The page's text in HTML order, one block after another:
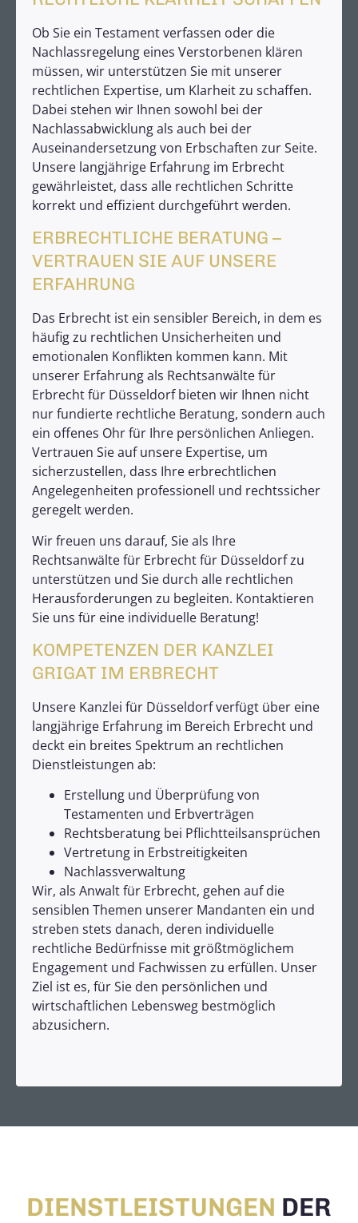
Ob Sie ein Testament verfassen oder die
Nachlassregelung eines Verstorbenen klären
müssen, wir unterstützen Sie mit unserer
rechtlichen Expertise, um Klarheit zu schaffen.
Dabei stehen wir Ihnen sowohl bei der
Nachlassabwicklung als auch bei der
Auseinandersetzung von Erbschaften zur Seite.
Unsere langjährige Erfahrung im Erbrecht
gewährleistet, dass alle rechtlichen Schritte
korrekt und effizient durchgeführt werden.
ERBRECHTLICHE BERATUNG –
VERTRAUEN SIE AUF UNSERE
ERFAHRUNG
Das Erbrecht ist ein sensibler Bereich, in dem es
häufig zu rechtlichen Unsicherheiten und
emotionalen Konflikten kommen kann. Mit
unserer Erfahrung als Rechtsanwälte für
Erbrecht für Düsseldorf bieten wir Ihnen nicht
nur fundierte rechtliche Beratung, sondern auch
ein offenes Ohr für Ihre persönlichen Anliegen.
Vertrauen Sie auf unsere Expertise, um
sicherzustellen, dass Ihre erbrechtlichen
Angelegenheiten professionell und rechtssicher
geregelt werden.
Wir freuen uns darauf, Sie als Ihre
Rechtsanwälte für Erbrecht für Düsseldorf zu
unterstützen und Sie durch alle rechtlichen
Herausforderungen zu begleiten. Kontaktieren
Sie uns für eine individuelle Beratung!
KOMPETENZEN DER KANZLEI
GRIGAT IM ERBRECHT
Unsere Kanzlei für Düsseldorf verfügt über eine
langjährige Erfahrung im Bereich Erbrecht und
deckt ein breites Spektrum an rechtlichen
Dienstleistungen ab:
Erstellung und Überprüfung von
Testamenten und Erbverträgen
Rechtsberatung bei Pflichtteilsansprüchen
Vertretung in Erbstreitigkeiten
Nachlassverwaltung
Wir, als Anwalt für Erbrecht, gehen auf die
sensiblen Themen unserer Mandanten ein und
streben stets danach, deren individuelle
rechtliche Bedürfnisse mit größtmöglichem
Engagement und Fachwissen zu erfüllen. Unser
Ziel ist es, für Sie den persönlichen und
wirtschaftlichen Lebensweg bestmöglich
abzusichern.
DIENSTLEISTUNGEN DER